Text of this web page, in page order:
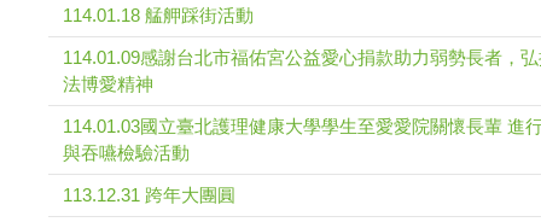
114.01.18 艋舺踩街活動
114.01.09感謝台北市福佑宮公益愛心捐款助力弱勢長者，
法博愛精神
114.01.03國立臺北護理健康大學學生至愛愛院關懷長輩 進
與吞嚥檢驗活動
113.12.31 跨年大團圓